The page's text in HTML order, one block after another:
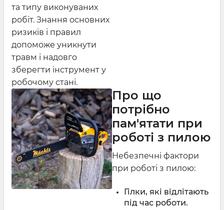
та типу виконуваних
робіт. Знання основних
ризиків і правил
допоможе уникнути
травм і надовго
зберегти інструмент у
робочому стані.
Про що
потрібно
пам'ятати при
роботі з пилою
Небезпечні фактори
при роботі з пилою:
Гілки, які відлітають
під час роботи.